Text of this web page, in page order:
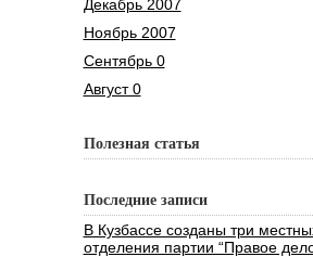
Декабрь 2007
Ноябрь 2007
Сентябрь 0
Август 0
Полезная статья
Последние записи
В Кузбассе созданы три
отделения партии “Правое